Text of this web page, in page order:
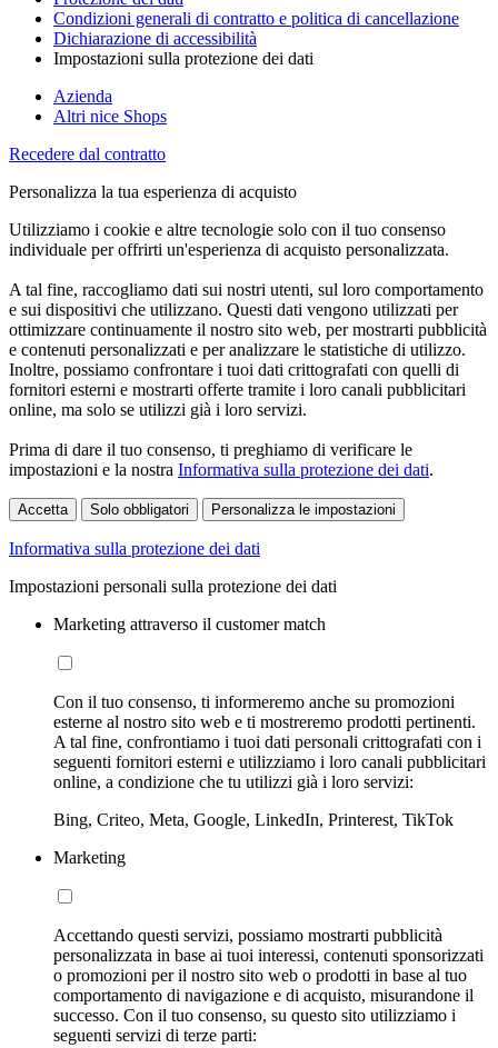
Condizioni generali di contratto e politica di cancellazione
Dichiarazione di accessibilità
Impostazioni sulla protezione dei dati
Azienda
Altri nice Shops
Recedere dal contratto
Personalizza la tua esperienza di acquisto
Utilizziamo i cookie e altre tecnologie solo con il tuo consenso
individuale per offrirti un'esperienza di acquisto personalizzata.
A tal fine, raccogliamo dati sui nostri utenti, sul loro comportamento
e sui dispositivi che utilizzano. Questi dati vengono utilizzati per
ottimizzare continuamente il nostro sito web, per mostrarti pubblicità
e contenuti personalizzati e per analizzare le statistiche di utilizzo.
Inoltre, possiamo confrontare i tuoi dati crittografati con quelli di
fornitori esterni e mostrarti offerte tramite i loro canali pubblicitari
online, ma solo se utilizzi già i loro servizi.
Prima di dare il tuo consenso, ti preghiamo di verificare le
impostazioni e la nostra Informativa sulla protezione dei dati.
Accetta Solo obbligatori Personalizza le impostazioni
Informativa sulla protezione dei dati
Impostazioni personali sulla protezione dei dati
Marketing attraverso il customer match
Con il tuo consenso, ti informeremo anche su promozioni
esterne al nostro sito web e ti mostreremo prodotti pertinenti.
A tal fine, confrontiamo i tuoi dati personali crittografati con i
seguenti fornitori esterni e utilizziamo i loro canali pubblicitari
online, a condizione che tu utilizzi già i loro servizi:
Bing, Criteo, Meta, Google, LinkedIn, Printerest, TikTok
Marketing
Accettando questi servizi, possiamo mostrarti pubblicità
personalizzata in base ai tuoi interessi, contenuti sponsorizzati
o promozioni per il nostro sito web o prodotti in base al tuo
comportamento di navigazione e di acquisto, misurandone il
successo. Con il tuo consenso, su questo sito utilizziamo i
seguenti servizi di terze parti: